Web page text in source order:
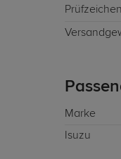
Prüfzeichen
Marke
Isuzu